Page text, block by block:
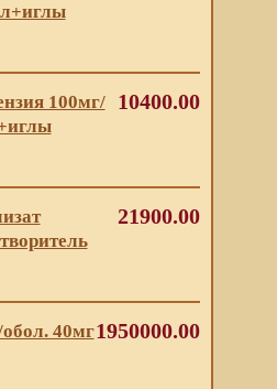
100мг/
10400.00
21900.00
40мг1950000.00